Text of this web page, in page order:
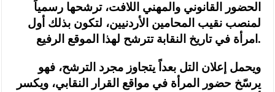
الحضور القانوني والمهني اللافت، ترشحها رسمياً
لمنصب نقيب المحامين الأردنيين، لتكون بذلك أول
امرأة في تاريخ النقابة تترشح لهذا الموقع الرفيع.
ويحمل إعلان التل بعداً يتجاوز مجرد الترشح، فهو
يرسّخ حضور المرأة في مواقع القرار النقابي، ويكسر